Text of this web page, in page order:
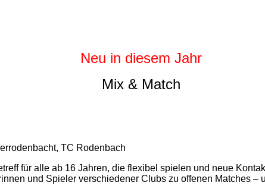
Neu in diesem Jahr
Mix & Match
TC Rodenbach
für alle ab 16 Jahren, die flexibel spielen und neue
und Spieler verschiedener Clubs zu offenen Matches –